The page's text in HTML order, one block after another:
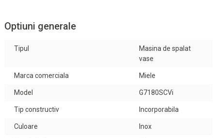
Optiuni generale
Tipul
Masina de spalat
vase
Marca comerciala Miele
Model G7180SCVi
Tip constructiv Incorporabila
Culoare Inox